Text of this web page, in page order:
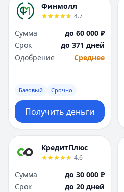
Финмолл
4.7
Сумма
до 60 000 ₽
Срок
до 371 дней
Одобрение
Среднее
Базовый Срочно
Получить деньги
КредитПлюс
4.6
Сумма
до 30 000 ₽
Срок
до 20 дней